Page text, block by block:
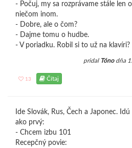
- Počuj, my sa rozprávame stále len
niečom inom.
- Dobre, ale o čom?
- Dajme tomu o hudbe.
- V poriadku. Robil si to už na klavíri?
pridal Tónodňa
13 Čítaj
Ide Slovák, Rus, Čech a Japonec.
ako prvý:
- Chcem izbu 101
Recepčný povie: